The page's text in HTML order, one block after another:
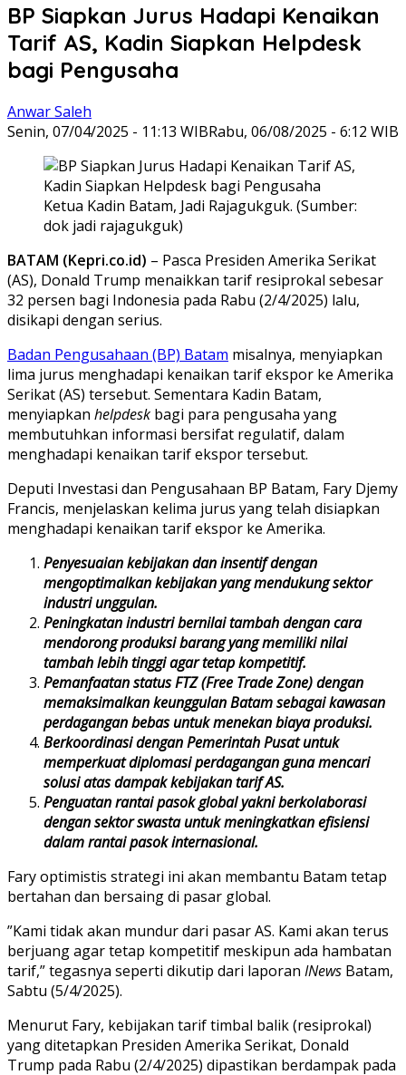
BP Siapkan Jurus Hadapi Kenaikan
Tarif AS, Kadin Siapkan Helpdesk
bagi Pengusaha
Anwar Saleh
Senin, 07/04/2025 - 11:13 WIBRabu, 06/08/2025 - 6:12 WIB
Ketua Kadin Batam, Jadi Rajagukguk. (Sumber:
dok jadi rajagukguk)
BATAM (Kepri.co.id) – Pasca Presiden Amerika Serikat
(AS), Donald Trump menaikkan tarif resiprokal sebesar
32 persen bagi Indonesia pada Rabu (2/4/2025) lalu,
disikapi dengan serius.
Badan Pengusahaan (BP) Batam misalnya, menyiapkan
lima jurus menghadapi kenaikan tarif ekspor ke Amerika
Serikat (AS) tersebut. Sementara Kadin Batam,
menyiapkan helpdesk bagi para pengusaha yang
membutuhkan informasi bersifat regulatif, dalam
menghadapi kenaikan tarif ekspor tersebut.
Deputi Investasi dan Pengusahaan BP Batam, Fary Djemy
Francis, menjelaskan kelima jurus yang telah disiapkan
menghadapi kenaikan tarif ekspor ke Amerika.
Penyesuaian kebijakan dan insentif dengan
mengoptimalkan kebijakan yang mendukung sektor
industri unggulan.
Peningkatan industri bernilai tambah dengan cara
mendorong produksi barang yang memiliki nilai
tambah lebih tinggi agar tetap kompetitif.
Pemanfaatan status FTZ (Free Trade Zone) dengan
memaksimalkan keunggulan Batam sebagai kawasan
perdagangan bebas untuk menekan biaya produksi.
Berkoordinasi dengan Pemerintah Pusat untuk
memperkuat diplomasi perdagangan guna mencari
solusi atas dampak kebijakan tarif AS.
Penguatan rantai pasok global yakni berkolaborasi
dengan sektor swasta untuk meningkatkan efisiensi
dalam rantai pasok internasional.
Fary optimistis strategi ini akan membantu Batam tetap
bertahan dan bersaing di pasar global.
”Kami tidak akan mundur dari pasar AS. Kami akan terus
berjuang agar tetap kompetitif meskipun ada hambatan
tarif,” tegasnya seperti dikutip dari laporan INews Batam,
Sabtu (5/4/2025).
Menurut Fary, kebijakan tarif timbal balik (resiprokal)
yang ditetapkan Presiden Amerika Serikat, Donald
Trump pada Rabu (2/4/2025) dipastikan berdampak pada